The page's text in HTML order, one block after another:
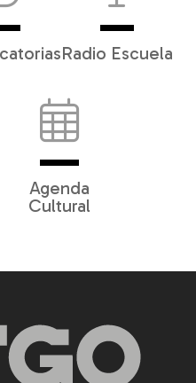
Radio Escuela
Agenda
Cultural